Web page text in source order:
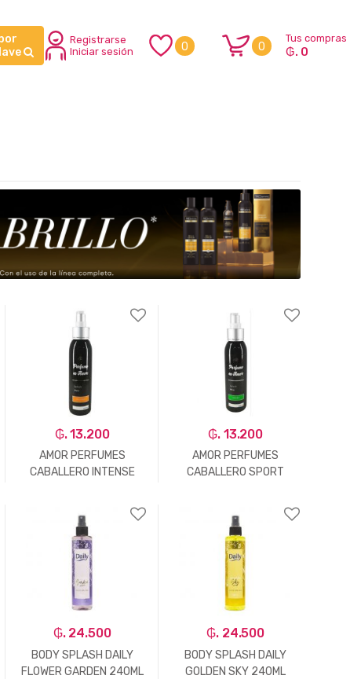
Registrarse
Iniciar sesión
0 0
Tus compras
₲. 0
₲. 13.200
AMOR PERFUMES
CABALLERO INTENSE
Un. +
₲. 13.200
AMOR PERFUMES
CABALLERO SPORT
Un. +
₲. 24.500
BODY SPLASH DAILY
FLOWER GARDEN 240ML
₲. 24.500
BODY SPLASH DAILY
GOLDEN SKY 240ML